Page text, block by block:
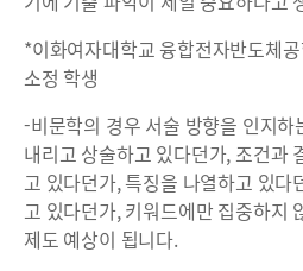
*이화여자대학교 융합전자반도체
소정 학생
-비문학의 경우 서술 방향을 인지
내리고 상술하고 있다던가, 조건과
고 있다던가, 특징을 나열하고 있다
고 있다던가, 키워드에만 집중하지
제도 예상이 됩니다.